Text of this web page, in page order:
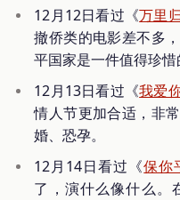
12月12日看过《万里
撤侨类的电影差不多
平国家是一件值得珍惜
12月13日看过《我爱
情人节更加合适，非
婚、恐孕。
12月14日看过《保你
了，演什么像什么。